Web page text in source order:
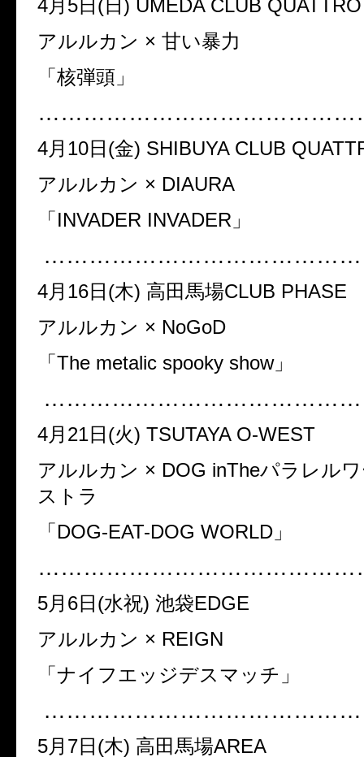
4月5日(日) UMEDA CLUB QUATTRO
アルルカン × 甘い暴力
「核弾頭」
4月10日(金) SHIBUYA CLUB
アルルカン × DIAURA
「INVADER INVADER」
4月16日(木) 高田馬場CLUB PHASE
アルルカン × NoGoD
「The metalic spooky show」
4月21日(火) TSUTAYA O-WEST
アルルカン × DOG inTheパラレル
ストラ
「DOG-EAT-DOG WORLD」
5月6日(水祝) 池袋EDGE
アルルカン × REIGN
「ナイフエッジデスマッチ」
5月7日(木) 高田馬場AREA